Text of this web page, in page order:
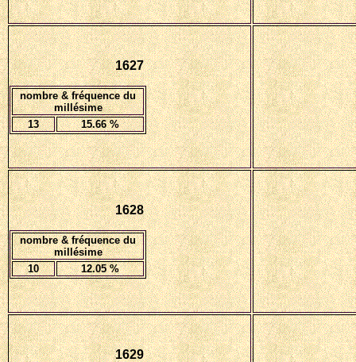
1627
nombre & fréquence du
millésime
13
15.66 %
1628
nombre & fréquence du
millésime
10
12.05 %
1629